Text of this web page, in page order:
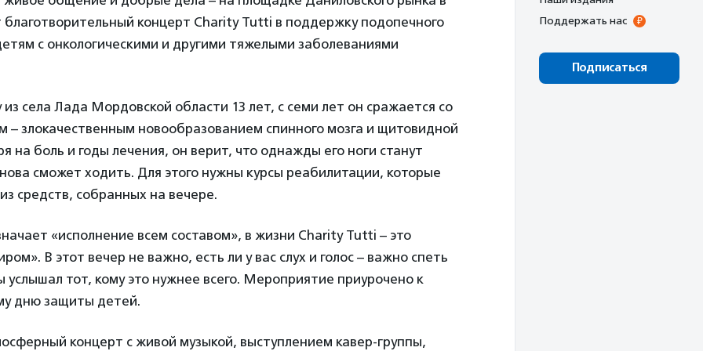
концерт Charity Tutti в поддержку подопечного
с онкологическими и другими тяжелыми заболеваниями
из села Лада Мордовской области 13 лет, с семи лет он сражается со
– злокачественным новообразованием спинного мозга и щитовидной
на боль и годы лечения, он верит, что однажды его ноги станут
сможет ходить. Для этого нужны курсы реабилитации, которые
средств, собранных на вечере.
«исполнение всем составом», в жизни Charity Tutti – это
В этот вечер не важно, есть ли у вас слух и голос – важно спеть
услышал тот, кому это нужнее всего. Мероприятие приурочено к
дню защиты детей.
концерт с живой музыкой, выступлением кавер-группы,
Поддержать нас
Подписаться